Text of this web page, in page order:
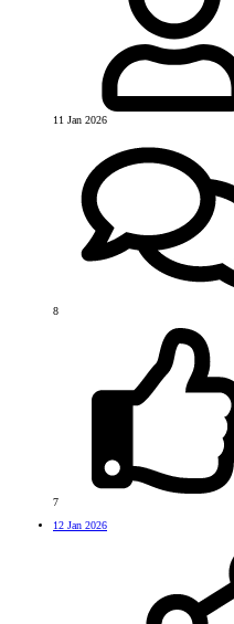
11 Jan 2026
8
7
12 Jan 2026